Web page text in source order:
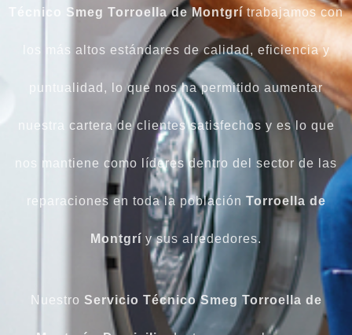
Técnico Smeg Torroella de Montgrítrabajamos con
los más altos estándares de calidad, eficiencia y
puntualidad, lo que nos ha permitido aumentar
nuestra cartera de clientes satisfechos y es lo que
nos mantiene como líderes dentro del sector de las
reparaciones en toda la población Torroella de
Montgrí y sus alrededores.
Nuestro Servicio Técnico Smeg Torroella de